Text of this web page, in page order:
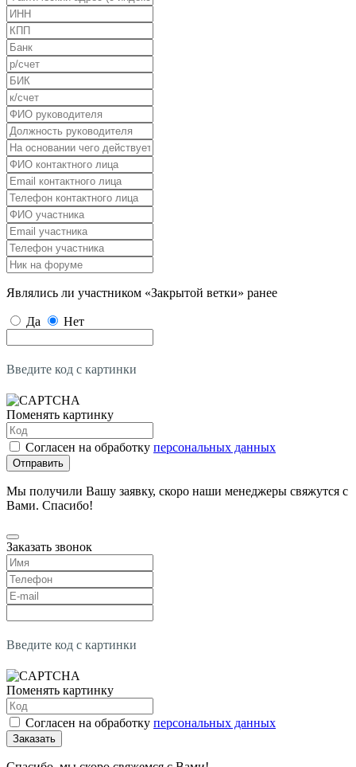
Являлись ли участником «Закрытой ветки» ранее
Да Нет
Введите код с картинки
Поменять картинку
Согласен на обработку персональных данных
Отправить
Мы получили Вашу заявку, скоро наши менеджеры свяжутся с
Вами. Спасибо!
Заказать звонок
Введите код с картинки
Поменять картинку
Согласен на обработку персональных данных
Заказать